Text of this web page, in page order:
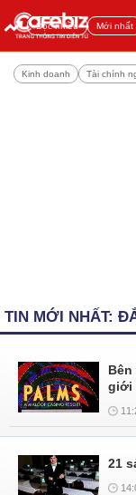
Đọc nhiều Mới nhất
Kinh doanh Tài chính
TIN MỚI NHẤT:
giới
21